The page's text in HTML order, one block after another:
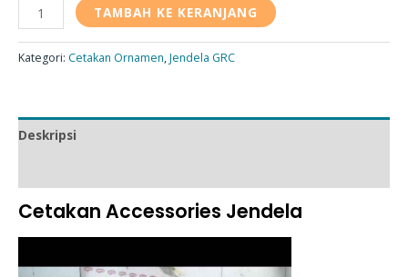
TAMBAH KE KERANJANG
Kategori: Cetakan Ornamen,Jendela GRC
Deskripsi
Cetakan Accessories Jendela